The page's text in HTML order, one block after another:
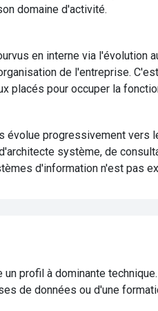
domaine d'activité.
en interne via l'évolution
de l'entreprise.
placés pour occuper la
évolue progressivement
système, de
d'information n'est pas
profil à dominante
de données ou d'une